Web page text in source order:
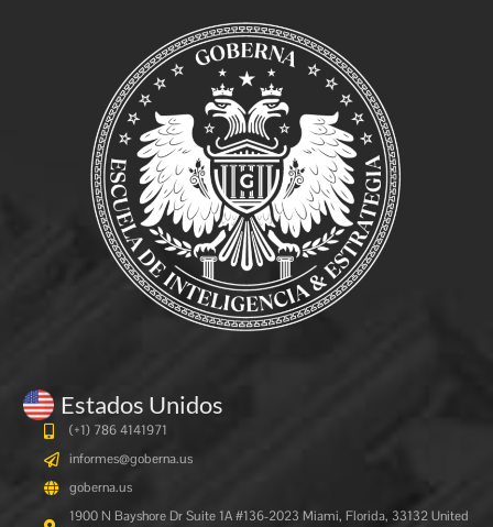
Estados Unidos
(+1) 786 4141971
informes@goberna.us
goberna.us
1900 N Bayshore Dr Suite 1A #136-2023 Miami, Florida, 33132 United